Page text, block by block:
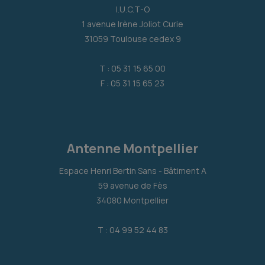
I.U.C.T-O
1 avenue Irène Joliot Curie
31059 Toulouse cedex 9
T : 05 31 15 65 00
F : 05 31 15 65 23
Antenne Montpellier
Espace Henri Bertin Sans - Bâtiment A
59 avenue de Fès
34080 Montpellier
T : 04 99 52 44 83